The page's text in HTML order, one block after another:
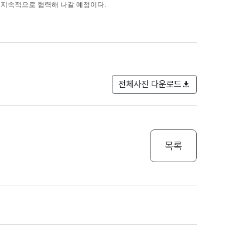
속적으로 협력해 나갈 예정이다.
전체사진 다운로드
목록